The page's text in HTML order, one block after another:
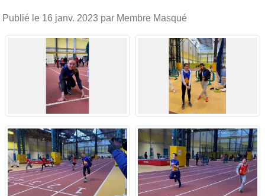
Publié le 16 janv. 2023 par Membre Masqué